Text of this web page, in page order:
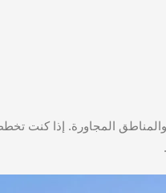
باص 50 راكب إلى الفيوم والمناطق